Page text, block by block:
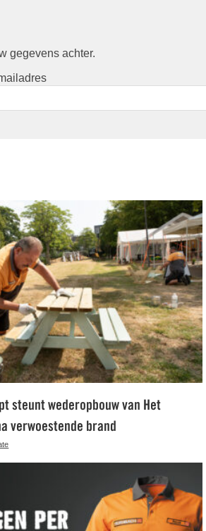
gegevens achter.
steunt wederopbouw van Het
verwoestende brand